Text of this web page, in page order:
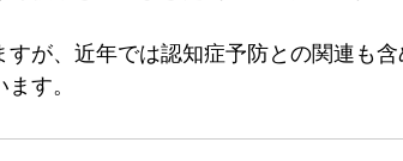
が、近年では認知症予防との関連も
す。